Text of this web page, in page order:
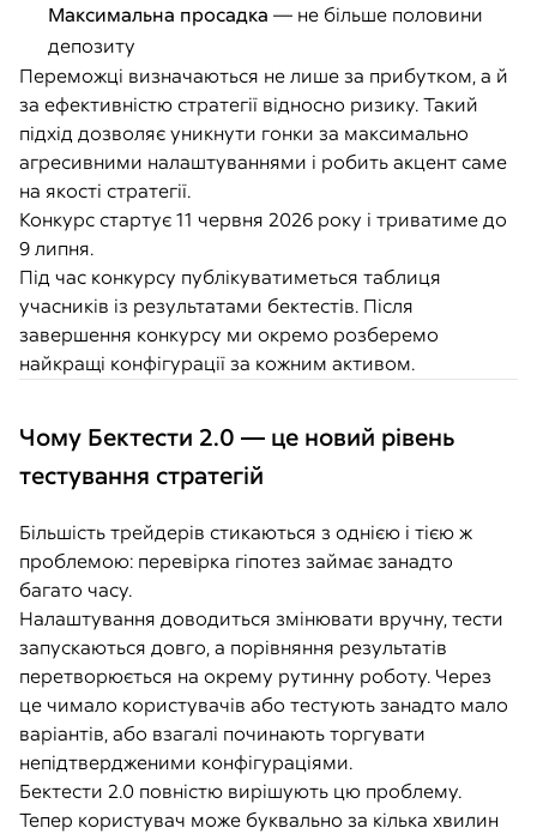
Максимальна просадка — не більше половини
депозиту
Переможці визначаються не лише за прибутком, а й
за ефективністю стратегії відносно ризику. Такий
підхід дозволяє уникнути гонки за максимально
агресивними налаштуваннями і робить акцент саме
на якості стратегії.
Конкурс стартує 11 червня 2026 року і триватиме до
9 липня.
Під час конкурсу публікуватиметься таблиця
учасників із результатами бектестів. Після
завершення конкурсу ми окремо розберемо
найкращі конфігурації за кожним активом.
Чому Бектести 2.0 — це новий рівень
тестування стратегій
Більшість трейдерів стикаються з однією і тією ж
проблемою: перевірка гіпотез займає занадто
багато часу.
Налаштування доводиться змінювати вручну, тести
запускаються довго, а порівняння результатів
перетворюється на окрему рутинну роботу. Через
це чимало користувачів або тестують занадто мало
варіантів, або взагалі починають торгувати
непідтвердженими конфігураціями.
Бектести 2.0 повністю вирішують цю проблему.
Тепер користувач може буквально за кілька хвилин